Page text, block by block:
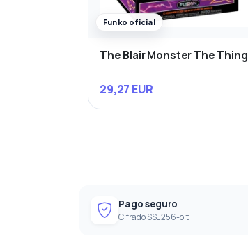
Funko oficial
The Blair Monster The Thing
29,27 EUR
Pago seguro
Cifrado SSL 256-bit